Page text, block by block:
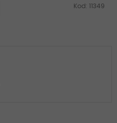
Kod: 11349